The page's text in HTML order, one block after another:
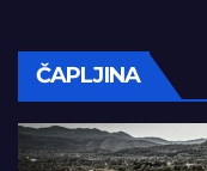
ČAPLJINA